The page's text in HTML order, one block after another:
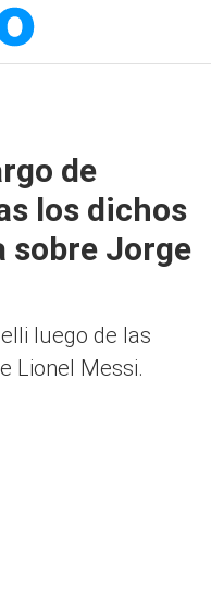
de
los dichos
sobre Jorge
luego de las
Lionel Messi.